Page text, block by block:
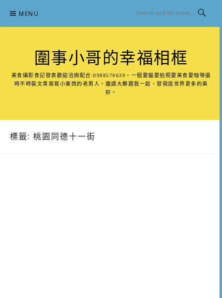
content
MENU
圍事小哥的幸福相框
美食攝影食記發表歡迎洽詢配合:0988570639。一個愛貓愛拍照愛美食愛咖啡還
時不時裝文青寫寫小東西的老男人，邀請大夥跟我一起，發現這世界更多的美
好。
標籤: 桃園同德十一街